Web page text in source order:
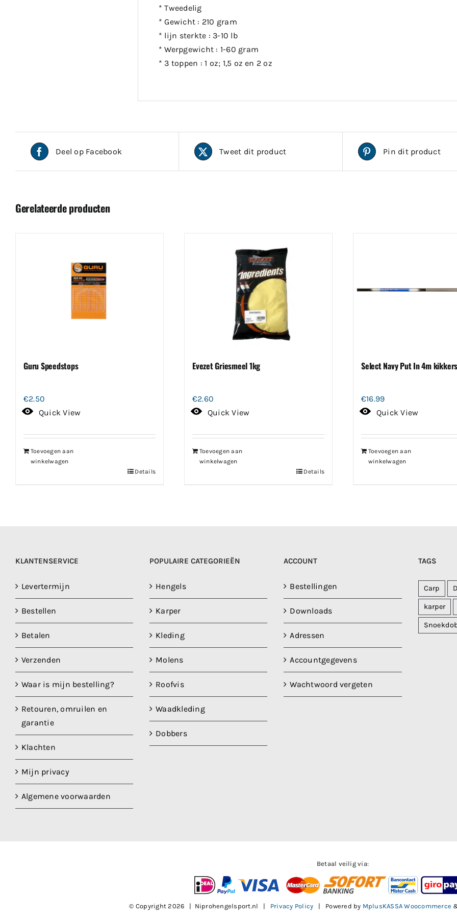
* Tweedelig
* Gewicht : 210 gram
* lijn sterkte : 3-10 lb
* Werpgewicht : 1-60 gram
* 3 toppen : 1 oz; 1,5 oz en 2 oz
Deel op Facebook Tweet dit product Pin dit product
Gerelateerde producten
Guru Speedstops
€2.50
Quick View
Toevoegen aan
winkelwagen
Details
Evezet Griesmeel 1kg
€2.60
Quick View
Toevoegen aan
winkelwagen
Details
Select Navy Put In 4m kikkers
€16.99
Quick View
Toevoegen aan
winkelwagen
KLANTENSERVICE
Levertermijn
Bestellen
Betalen
Verzenden
Waar is mijn bestelling?
Retouren, omruilen en
garantie
Klachten
Mijn privacy
Algemene voorwaarden
POPULAIRE CATEGORIEËN
Hengels
Karper
Kleding
Molens
Roofvis
Waadkleding
Dobbers
ACCOUNT
Bestellingen
Downloads
Adressen
Accountgegevens
Wachtwoord vergeten
TAGS
Carp
karper
Betaal veilig via:
© Copyright2026 | Niprohengelsport.nl | Privacy Policy | Powered by MplusKASSA Woocommerce